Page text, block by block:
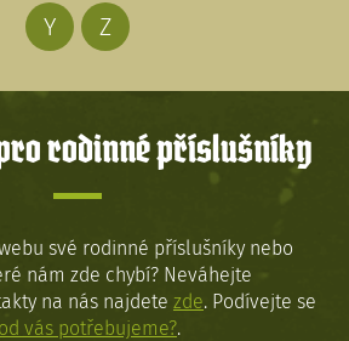
Y
Z
rodinné příslušníky
své rodinné příslušníky nebo
nám zde chybí? Neváhejte
na nás najdete zde. Podívejte se
vás potřebujeme?.